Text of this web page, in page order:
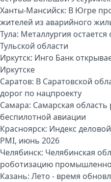
Ханты-Мансийск: В Югре
жителей из аварийного
Тула: Металлургия
Тульской области
Иркутск: Инго Банк
Иркутске
Саратов: В Саратовской
дорог по нацпроекту
Самара: Самарская область
беспилотной авиации
Красноярск: Индекс
PMI, июнь 2026
Челябинск: Челябинская
роботизацию
Казань: Лето - время